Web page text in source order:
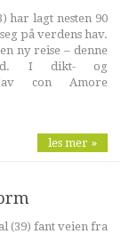
har lagt nesten 90
på verdens hav.
ny reise – denne
I dikt- og
con Amore
les mer »
(39) fant veien fra